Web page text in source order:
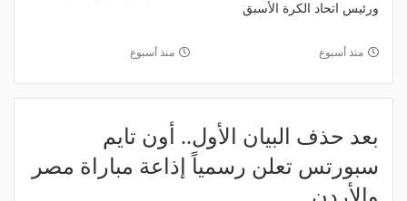
ورئيس اتحاد الكرة الأسبق
منذ أسبوع منذ أسبوع
بعد حذف البيان الأول.. أون تايم
سبورتس تعلن رسمياً إذاعة مباراة مصر